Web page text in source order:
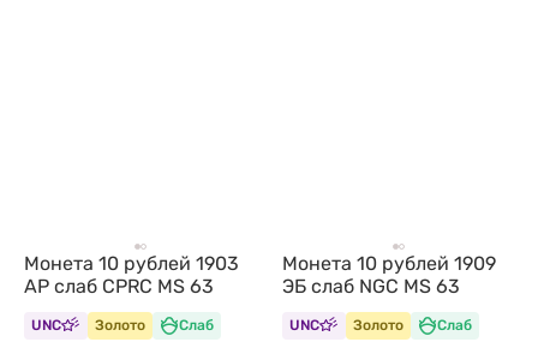
Монета 10 рублей 1903
АР слаб CPRC MS 63
UNC Золото Слаб
Монета 10 рублей 1909
ЭБ слаб NGC MS 63
UNC Золото Слаб